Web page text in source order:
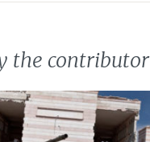
the contributor